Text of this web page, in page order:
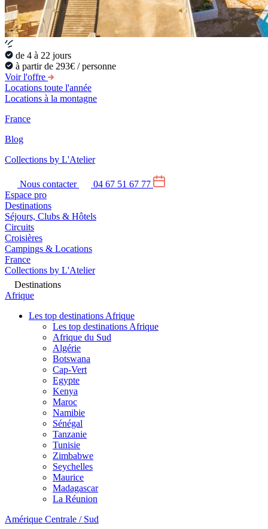
de 4 à 22 jours
à partir de 293€ / personne
Voir l'offre
Locations toute l'année
Locations à la montagne
France
Blog
Collections by L'Atelier
Nous contacter
04 67 51 67 77
Espace pro
Destinations
Séjours, Clubs & Hôtels
Circuits
Croisières
Campings & Locations
France
Collections by L'Atelier
Destinations
Afrique
Les top destinations Afrique
Les top destinations Afrique
Afrique du Sud
Algérie
Botswana
Cap-Vert
Egypte
Kenya
Maroc
Namibie
Sénégal
Tanzanie
Tunisie
Zimbabwe
Seychelles
Maurice
Madagascar
La Réunion
Amérique Centrale / Sud